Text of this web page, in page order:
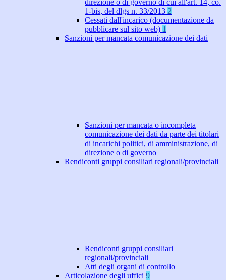
direzione o di governo di cui all'art. 14, co.
1-bis, del dlgs n. 33/2013 2
Cessati dall'incarico (documentazione da
pubblicare sul sito web) 1
Sanzioni per mancata comunicazione dei dati
Sanzioni per mancata o incompleta
comunicazione dei dati da parte dei titolari
di incarichi politici, di amministrazione, di
direzione o di governo
Rendiconti gruppi consiliari regionali/provinciali
Rendiconti gruppi consiliari
regionali/provinciali
Atti degli organi di controllo
Articolazione degli uffici 9